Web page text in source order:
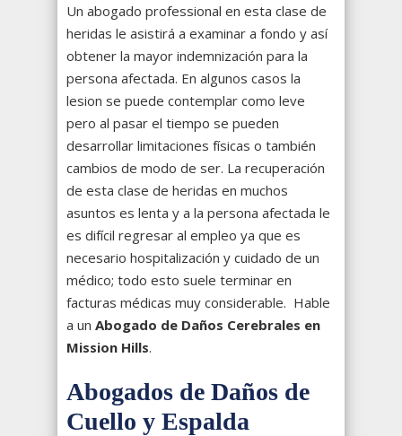
Un abogado professional en esta clase de
heridas le asistirá a examinar a fondo y así
obtener la mayor indemnización para la
persona afectada. En algunos casos la
lesion se puede contemplar como leve
pero al pasar el tiempo se pueden
desarrollar limitaciones físicas o también
cambios de modo de ser. La recuperación
de esta clase de heridas en muchos
asuntos es lenta y a la persona afectada le
es difícil regresar al empleo ya que es
necesario hospitalización y cuidado de un
médico; todo esto suele terminar en
facturas médicas muy considerable. Hable
a un Abogado de Daños Cerebrales en
Mission Hills.
Abogados de Daños de
Cuello y Espalda